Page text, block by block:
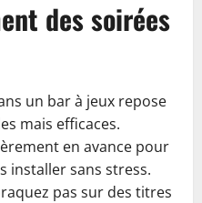
des soirées
un bar à jeux repose
mais efficaces.
en avance pour
installer sans stress.
pas sur des titres